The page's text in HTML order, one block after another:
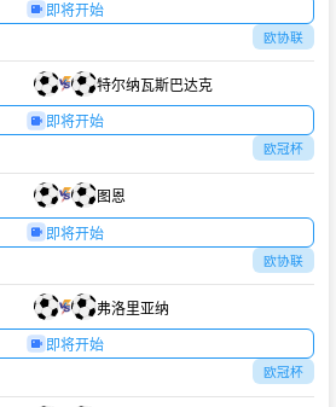
即将开始
欧协联
特尔纳瓦斯巴达克
即将开始
欧冠杯
图恩
即将开始
欧协联
弗洛里亚纳
即将开始
欧冠杯